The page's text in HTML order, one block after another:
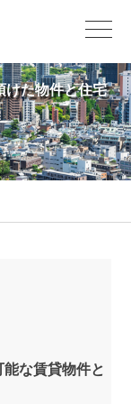
けた物件と住宅
な賃貸物件と